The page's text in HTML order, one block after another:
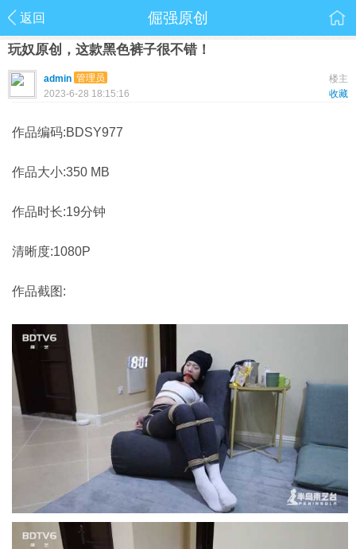
返回 倔强原创
玩奴原创，这款黑色裤子很不错！
楼主
admin 管理员
收藏
2023-6-28 18:15:16
作品编码:BDSY977
作品大小:350 MB
作品时长:19分钟
清晰度:1080P
作品截图: